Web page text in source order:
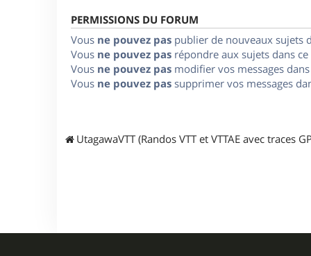
PERMISSIONS DU FORUM
Vous ne pouvez pas publier de nouveaux sujets
Vous ne pouvez pas répondre aux sujets dans
Vous ne pouvez pas modifier vos messages
Vous ne pouvez pas supprimer vos messages
UtagawaVTT (Randos VTT et VTTAE avec traces